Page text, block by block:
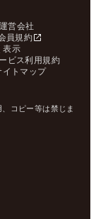
運営会社
員規約
表示
ビス利用規約
イトマップ
コピー等は禁じま